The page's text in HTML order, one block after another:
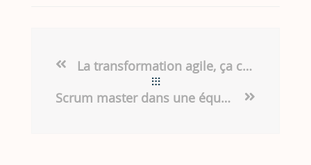
La transformation agile, ça commence par le haut ou le bas ?
Scrum master dans une équipe auto-organisée, mais j’apporte quoi moi ?